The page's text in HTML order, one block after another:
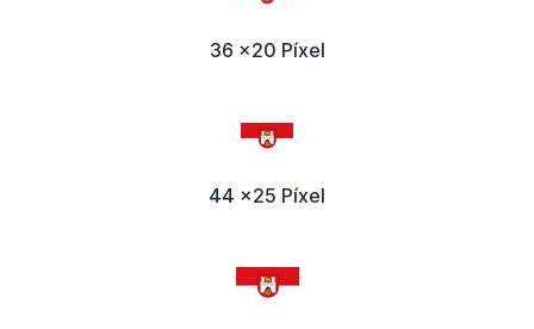
36 x20 Píxel
44 x25 Píxel